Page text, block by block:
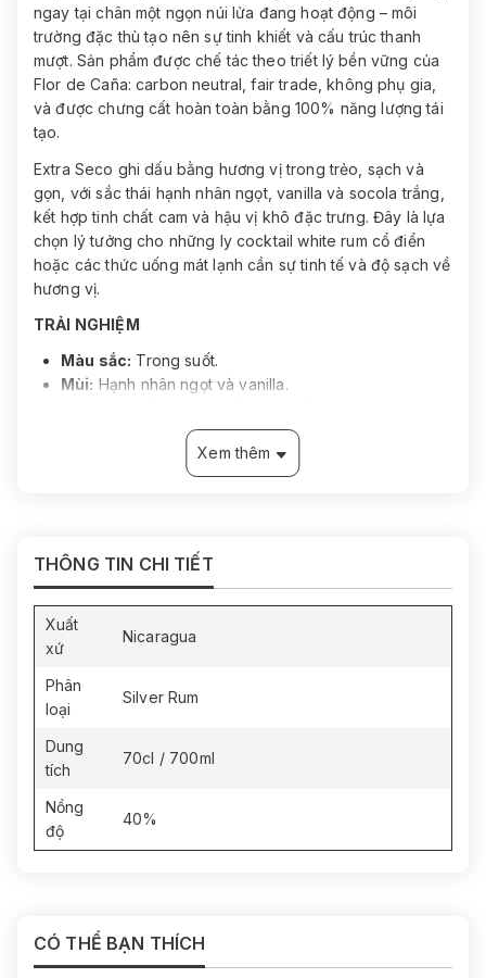
ngay tại chân một ngọn núi lửa đang hoạt động – môi
trường đặc thù tạo nên sự tinh khiết và cấu trúc thanh
mượt. Sản phẩm được chế tác theo triết lý bền vững của
Flor de Caña: carbon neutral, fair trade, không phụ gia,
và được chưng cất hoàn toàn bằng 100% năng lượng tái
tạo.
Extra Seco ghi dấu bằng hương vị trong trẻo, sạch và
gọn, với sắc thái hạnh nhân ngọt, vanilla và socola trắng,
kết hợp tinh chất cam và hậu vị khô đặc trưng. Đây là lựa
chọn lý tưởng cho những ly cocktail white rum cổ điển
hoặc các thức uống mát lạnh cần sự tinh tế và độ sạch về
hương vị.
TRẢI NGHIỆM
Màu sắc: Trong suốt.
Mùi: Hạnh nhân ngọt và vanilla.
Khô, sắc nét, sạch vị.
Xem thêm
THÔNG TIN CHI TIẾT
Xuất
xứ
Nicaragua
Phân
loại
Silver Rum
Dung
tích
70cl / 700ml
Nồng
độ
40%
CÓ THỂ BẠN THÍCH